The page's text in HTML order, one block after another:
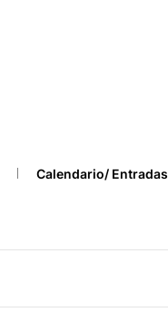
Calendario/ Entradas